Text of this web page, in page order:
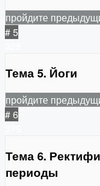
пройдите
# 5
Тема 5. Йоги
пройдите
# 6
Тема 6.
периоды